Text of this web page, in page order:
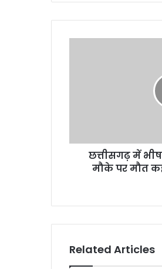
छत्तीसगढ़ में
मौके पर मौत
Related Articles